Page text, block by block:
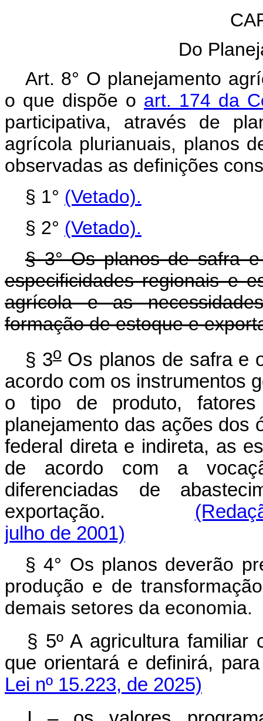
Do
Art. 8° O planejamento
o que dispõe o art. 174 da
participativa, através de
agrícola plurianuais, planos
observadas as definições
§ 1° (Vetado).
§ 2° (Vetado).
§ 3° Os planos de safra
especificidades regionais e
agrícola e as
formação de estoque e
§ 3oOs planos de safra e
acordo com os instrumentos
o tipo de produto, fatores
planejamento das ações dos
federal direta e indireta, as
de acordo com a
diferenciadas de
exportação.
julho de 2001)
§ 4° Os planos deverão
produção e de
demais setores da economia.
§ 5º A agricultura familiar
que orientará e definirá,
Lei nº 15.223, de 2025)